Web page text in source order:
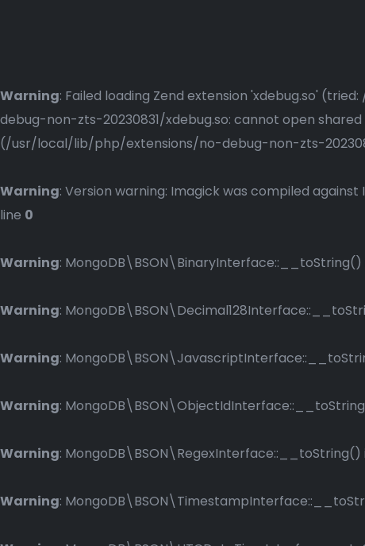
Warning: Failed loading Zend extension 'xdebug.so'
debug-non-zts-20230831/xdebug.so: cannot open
(/usr/local/lib/php/extensions/no-debug-non-zts-
Warning: Version warning: Imagick was compiled
line 0
Warning:
Warning:
Warning:
Warning:
Warning:
Warning: